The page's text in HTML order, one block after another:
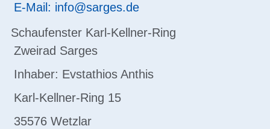
E-Mail: info@sarges.de
Schaufenster Karl-Kellner-Ring
Zweirad Sarges
Inhaber: Evstathios Anthis
Karl-Kellner-Ring 15
35576 Wetzlar